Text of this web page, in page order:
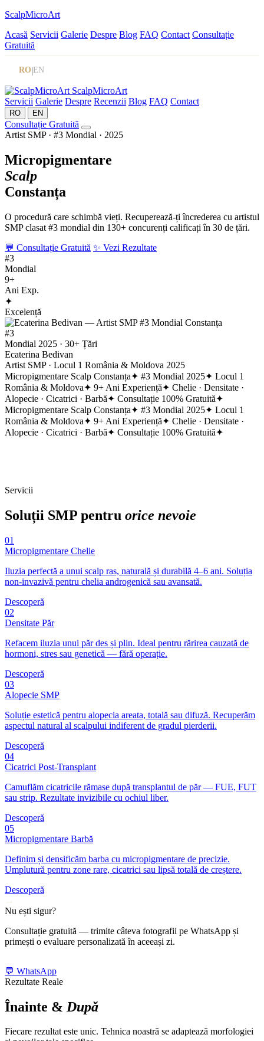
ScalpMicroArt
Acasă Servicii Galerie Despre Blog FAQ Contact Consultație
Gratuită
RO|EN
ScalpMicroArt
Servicii Galerie Despre Recenzii Blog FAQ Contact
RO EN
Consultație Gratuită
Artist SMP · #3 Mondial · 2025
Micropigmentare
Scalp
Constanța
O procedură care schimbă vieți. Recuperează-ți încrederea cu artistul
SMP clasat #3 mondial din 130+ concurenți calificați în 30 de țări.
💬 Consultație Gratuită ✨ Vezi Rezultate
#3
Mondial
9+
Ani Exp.
✦
Excelență
#3
Mondial 2025 · 30+ Țări
Ecaterina Bedivan
Artist SMP · Locul 1 România & Moldova 2025
Micropigmentare Scalp Constanța✦ #3 Mondial 2025✦ Locul 1
România & Moldova✦ 9+ Ani Experiență✦ Chelie · Densitate ·
Alopecie · Cicatrici · Barbă✦ Consultație 100% Gratuită✦
Micropigmentare Scalp Constanța✦ #3 Mondial 2025✦ Locul 1
România & Moldova✦ 9+ Ani Experiență✦ Chelie · Densitate ·
Alopecie · Cicatrici · Barbă✦ Consultație 100% Gratuită✦
Servicii
Soluții SMP pentru orice nevoie
01
Micropigmentare Chelie
Iluzia perfectă a unui scalp ras, naturală și durabilă 4–6 ani. Soluția
non-invazivă pentru chelia androgenică sau avansată.
Descoperă
02
Densitate Păr
Refacem iluzia unui păr des și plin. Ideal pentru rărirea cauzată de
hormoni, stres sau genetică — fără operație.
Descoperă
03
Alopecie SMP
Soluție estetică pentru alopecia areata, totală sau difuză. Recuperăm
aspectul natural al scalpului indiferent de gradul pierderii.
Descoperă
04
Cicatrici Post-Transplant
Camuflăm cicatricile rămase după transplantul de păr — FUE, FUT
sau strip. Rezultate invizibile cu ochiul liber.
Descoperă
05
Micropigmentare Barbă
Definim și densificăm barba cu micropigmentare de precizie.
Umplutură pentru zone rare, cicatrici sau lipsă totală de creștere.
Descoperă
→
Nu ești sigur?
Consultație gratuită — trimite câteva fotografii pe WhatsApp și
primești o evaluare personalizată în aceeași zi.
💬 WhatsApp
Rezultate Reale
Înainte & După
Fiecare rezultat este unic. Tehnica noastră se adaptează morfologiei